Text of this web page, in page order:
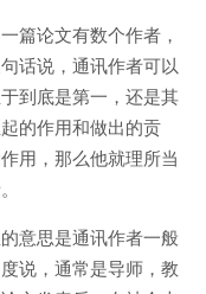
篇论文有数个作者，
话说，通讯作者可以
到底是第一，还是其
的作用和做出的贡
用，那么他就理所当
意思是通讯作者一般
说，通常是导师，教